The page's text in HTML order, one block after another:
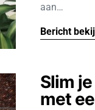
aan…
Bericht
Slim
met